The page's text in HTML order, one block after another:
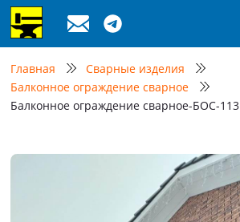
Главная
Сварные изделия
Балконное ограждение сварное
Балконное ограждение сварное-БОС-113